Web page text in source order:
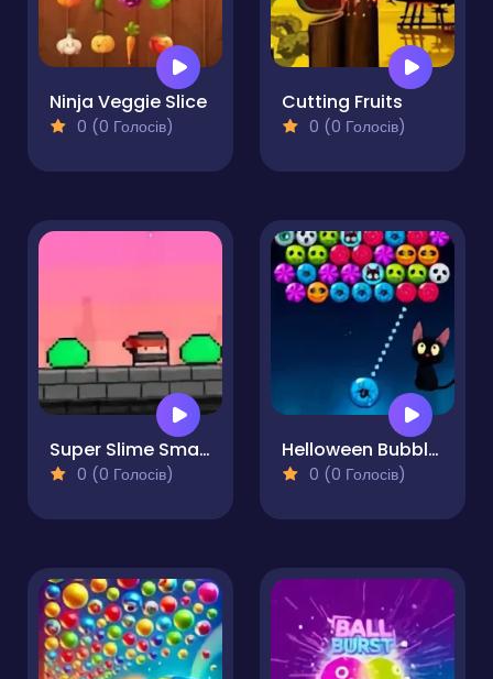
Ninja Veggie Slice
0 (0 Голосів)
Cutting Fruits
0 (0 Голосів)
Super Slime Smash
0 (0 Голосів)
Helloween Bubbles Shooter Adventure
0 (0 Голосів)